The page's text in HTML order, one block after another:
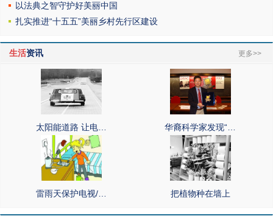
以法典之智守护好美丽中国
扎实推进“十五五”美丽乡村先行区建设
生活资讯 更多>>
太阳能道路 让电… 华裔科学家发现“…
雷雨天保护电视/… 把植物种在墙上